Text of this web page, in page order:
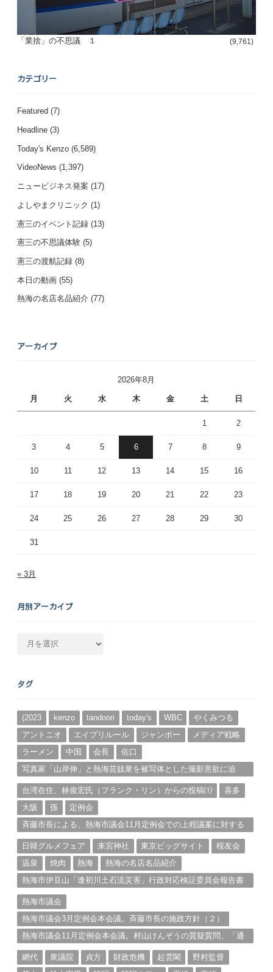
「業捨」の不思議 １ (9,761)
カテゴリー
Featured (7)
Headline (3)
Today's Kenzo (6,589)
VideoNews (1,397)
ニュービジネス発案 (17)
よしやまクリニック (1)
憲三のイベント記録 (13)
憲三の不思議体験 (5)
憲三の渡航記録 (8)
本日の動画 (55)
熱海の名店名品紹介 (77)
アーカイブ
2026年8月
月 火 水 木 金 土 日
1 2
3 4 5 6 7 8 9
10 11 12 13 14 15 16
17 18 19 20 21 22 23
24 25 26 27 28 29 30
31
« 3月
月別アーカイブ
カ
ブ
タグ
(2023 kenzo tandoori today's WBC
やくみつる
アントニオ
エイプリルール ジャンボー
メディア戦略
ラーメン
中国 会長
佐口
写真家「山岸伸」と熱海芸妓衆を被写体とした撮影意欲に迫
台湾在住、林俊宏氏（フランク・リン）からの投稿⑴
喜多
大阪
孫
定例会
斉藤市長による、熱海市議会11月定例会での上程議案に対する
日韓グルメフェア
来宮神社 東京ビッグサイト
桜友会
温泉
焼肉 熱海
熱海の名店名品紹介
熱海市伊豆山「逢初川土石流災害」行政対応検証委員会報告書
熱海市議会
熱海市議会3月定例会本会議。斉藤市長の施政方針（２）
熱海市議会11月定例会本会議。村山けんぞうの質疑質問、「通
網代
衆議院 貞方 財政危機 起雲閣
野村監督